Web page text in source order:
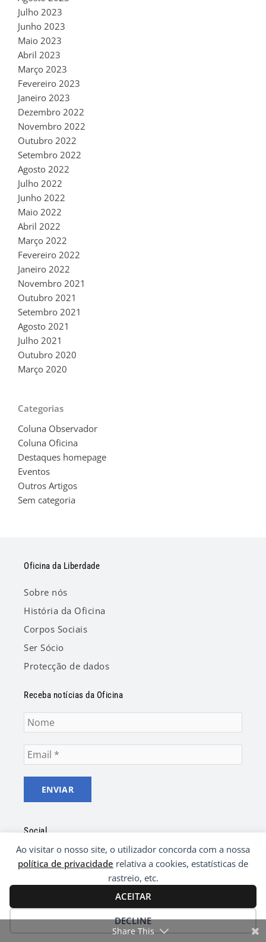
Ao visitar o nosso site, o utilizador concorda com a nossa
política de privacidade relativa a cookies, estatísticas de
rastreio, etc.
ACEITAR
DECLINE
Julho 2023
Junho 2023
Maio 2023
Abril 2023
Março 2023
Fevereiro 2023
Janeiro 2023
Dezembro 2022
Novembro 2022
Outubro 2022
Setembro 2022
Agosto 2022
Julho 2022
Junho 2022
Maio 2022
Abril 2022
Março 2022
Fevereiro 2022
Janeiro 2022
Novembro 2021
Outubro 2021
Setembro 2021
Agosto 2021
Julho 2021
Outubro 2020
Março 2020
Categorias
Coluna Observador
Coluna Oficina
Destaques homepage
Eventos
Outros Artigos
Sem categoria
Oficina da Liberdade
Sobre nós
História da Oficina
Corpos Sociais
Ser Sócio
Protecção de dados
Receba notícias da Oficina
Social
F
a
e
o
o
Y
o
t
b
e
© 2021 Oficina da Liberdade | Desenvolvido por
Ping
Share This